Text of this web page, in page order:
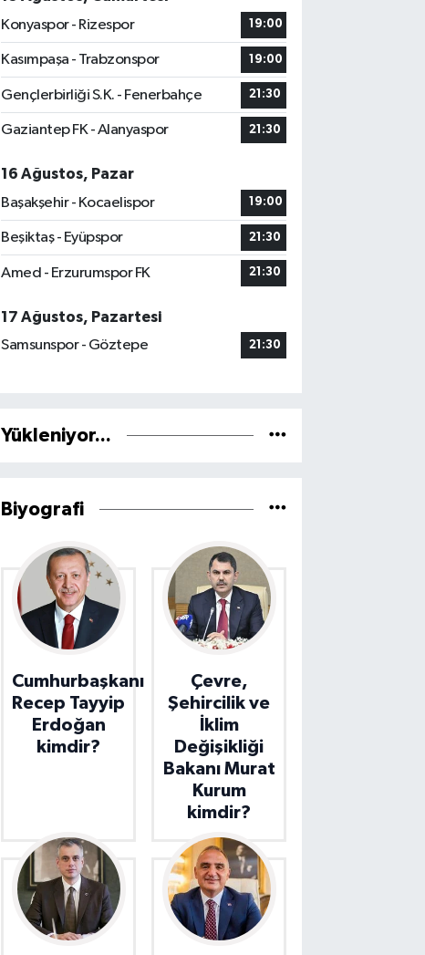
Konyaspor - Rizespor
19:00
Kasımpaşa - Trabzonspor 19:00
Gençlerbirliği S.K. - Fenerbahçe 21:30
Gaziantep FK - Alanyaspor 21:30
16 Ağustos, Pazar
Başakşehir - Kocaelispor
19:00
Beşiktaş - Eyüpspor 21:30
Amed - Erzurumspor FK 21:30
17 Ağustos, Pazartesi
Samsunspor - Göztepe
21:30
Yükleniyor...
Biyografi
Cumhurbaşkanı
Recep Tayyip
Erdoğan
kimdir?
Çevre,
Şehircilik ve
İklim
Değişikliği
Bakanı Murat
Kurum
kimdir?